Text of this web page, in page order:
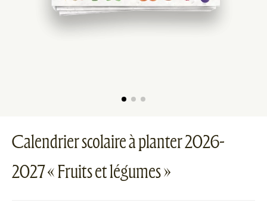
Calendrier scolaire à planter 2026-
2027 « Fruits et légumes »